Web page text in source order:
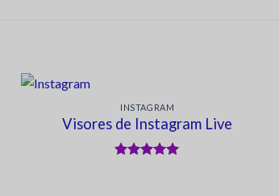
INSTAGRAM
Visores de Instagram Live